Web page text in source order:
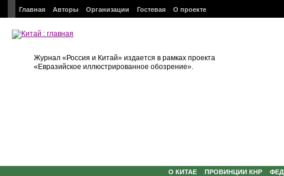
Главная Авторы Организации Гостевая О проекте
Журнал «Россия и Китай» издается в рамках проекта
«Евразийское иллюстрированное обозрение».
О КИТАЕ ПРОВИНЦИИ КНР